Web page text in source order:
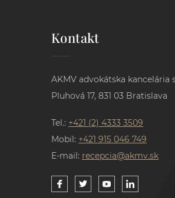
Kontakt
AKMV advokátska kancelária
Pluhová 17, 831 03 Bratislava
Tel.: +421 (2) 4333 3509
Mobil: +421 915 046 749
E-mail: recepcia@akmv.sk